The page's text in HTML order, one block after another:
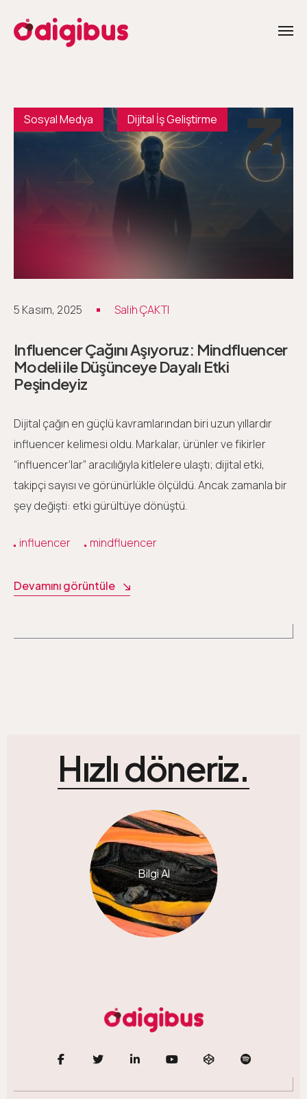
Sosyal Medya Dijital İş Geliştirme
5 Kasım, 2025 Salih ÇAKTI
Influencer Çağını Aşıyoruz: Mindfluencer
Modeli ile Düşünceye Dayalı Etki
Peşindeyiz
Dijital çağın en güçlü kavramlarından biri uzun yıllardır
influencer kelimesi oldu. Markalar, ürünler ve fikirler
“influencer’lar” aracılığıyla kitlelere ulaştı; dijital etki,
takipçi sayısı ve görünürlükle ölçüldü. Ancak zamanla bir
şey değişti: etki gürültüye dönüştü.
influencer mindfluencer
Devamını görüntüle
Hızlı döneriz.
Bilgi Al